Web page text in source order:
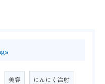
美容 にんにく注射